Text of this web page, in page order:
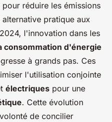
réduire les émissions
pratique aux
l'innovation dans les
consommation d'énergie
à grands pas. Ces
l'utilisation conjointe
électriques pour une
. Cette évolution
de concilier